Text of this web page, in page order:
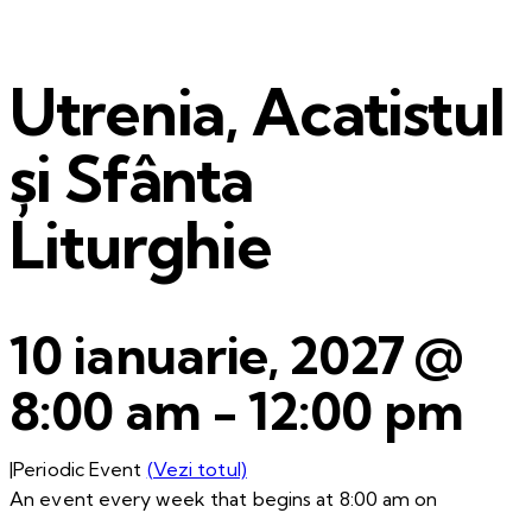
Utrenia, Acatistul
și Sfânta
Liturghie
10 ianuarie, 2027 @
8:00 am -12:00 pm
|Periodic Event (Vezi totul)
An event every week that begins at 8:00 am on